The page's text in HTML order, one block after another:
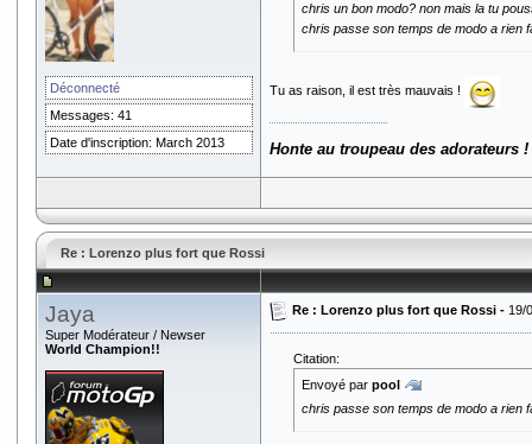
Déconnecté
Messages: 41
Date d'inscription: March 2013
chris un bon modo? non mais la tu
chris passe son temps de modo a rien
Tu as raison, il est très mauvais !
Honte au troupeau des adorateurs !
Re : Lorenzo plus fort que Rossi
Jaya
Super Modérateur / Newser
World Champion!!
Re : Lorenzo plus fort que Rossi - 19/
Citation:
Envoyé par pool
chris passe son temps de modo a rien